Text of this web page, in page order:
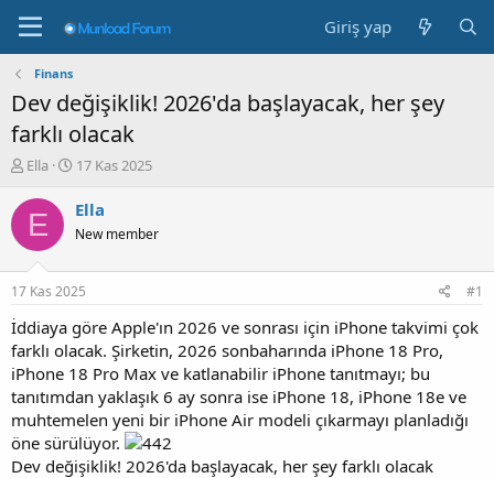
Giriş yap
Finans
Dev değişiklik! 2026'da başlayacak, her şey
farklı olacak
K
n
b
u
u
b
a
l
a
t
a
n
Ella
B
ş
a
g
ı
ç
t
a
r
i
h
i
17 Kas 2025
E Ella
New member
17 Kas 2025 #1
İddiaya göre Apple'ın 2026 ve sonrası için iPhone takvimi çok
farklı olacak. Şirketin, 2026 sonbaharında iPhone 18 Pro,
iPhone 18 Pro Max ve katlanabilir iPhone tanıtmayı; bu
tanıtımdan yaklaşık 6 ay sonra ise iPhone 18, iPhone 18e ve
muhtemelen yeni bir iPhone Air modeli çıkarmayı planladığı
öne sürülüyor.
Dev değişiklik! 2026'da başlayacak, her şey farklı olacak